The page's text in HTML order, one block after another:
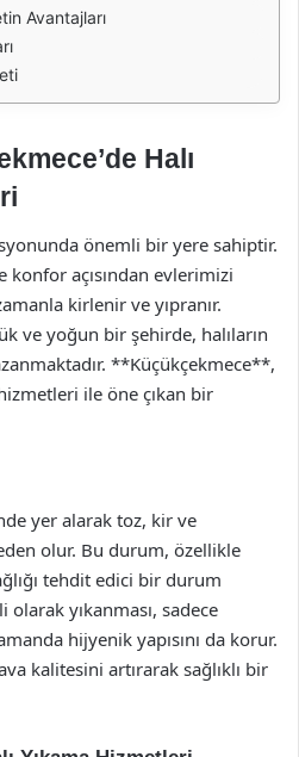
Avantajları
Halı
önemli bir yere sahiptir.
konfor açısından evlerimizi
kirlenir ve yıpranır.
ve yoğun bir şehirde, halıların
**Küçükçekmece**,
ile öne çıkan bir
yer alarak toz, kir ve
olur. Bu durum, özellikle
tehdit edici bir durum
olarak yıkanması, sadece
hijyenik yapısını da korur.
kalitesini artırarak sağlıklı bir